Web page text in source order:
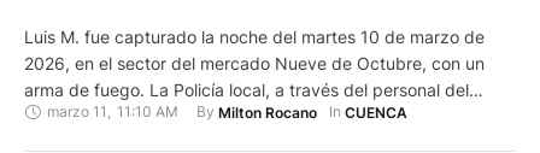
Luis M. fue capturado la noche del martes 10 de marzo de
2026, en el sector del mercado Nueve de Octubre, con un
arma de fuego. La Policía local, a través del personal del
Distrito Cuenca Norte, refirió que aprehendió al sospechoso
marzo 11 , 11:10 AM By Milton Rocano In CUENCA